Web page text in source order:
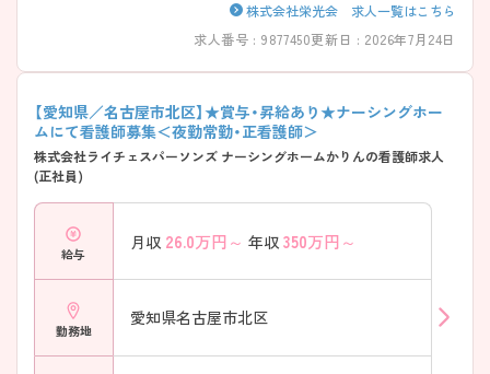
株式会社栄光会 求人一覧はこちら
求人番号 : 9877450更新日 : 2026年7月24日
【愛知県／名古屋市北区】★賞与・昇給あり★ナーシングホー
ムにて看護師募集＜夜勤常勤・正看護師＞
株式会社ライチェスパーソンズ ナーシングホームかりんの看護師求人
(正社員)
給与
月収 26.0万円～ 年収 350万円～
勤務地
愛知県名古屋市北区